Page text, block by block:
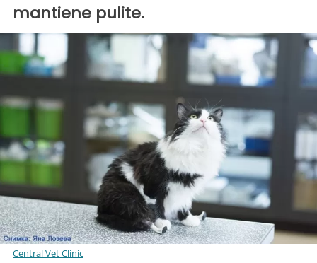
mantiene pulite.
Central Vet Clinic